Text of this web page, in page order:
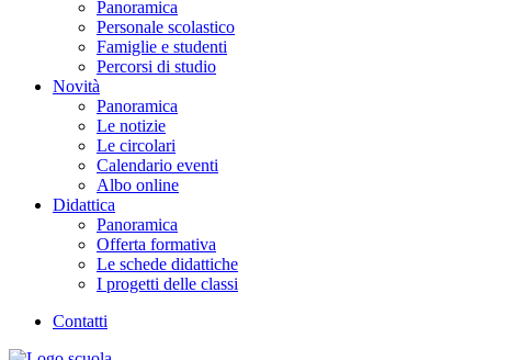
Panoramica
Personale scolastico
Famiglie e studenti
Percorsi di studio
Novità
Panoramica
Le notizie
Le circolari
Calendario eventi
Albo online
Didattica
Panoramica
Offerta formativa
Le schede didattiche
I progetti delle classi
Contatti